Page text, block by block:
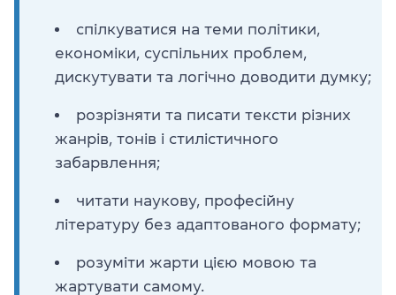
спілкуватися на теми політики,
економіки, суспільних проблем,
дискутувати та логічно доводити думку;
розрізняти та писати тексти різних
жанрів, тонів і стилістичного
забарвлення;
читати наукову, професійну
літературу без адаптованого формату;
розуміти жарти цією мовою та
жартувати самому.